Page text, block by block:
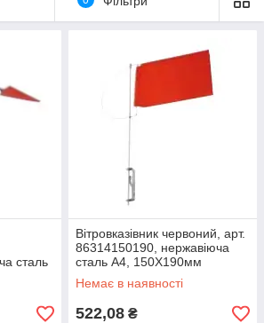
сталь
Вітровказівник червоний, арт.
86314150190, нержавіюча
сталь А4, 150X190мм
Немає в наявності
522,08 ₴